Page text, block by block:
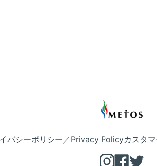
バシーポリシー／Privacy Policyカスタ